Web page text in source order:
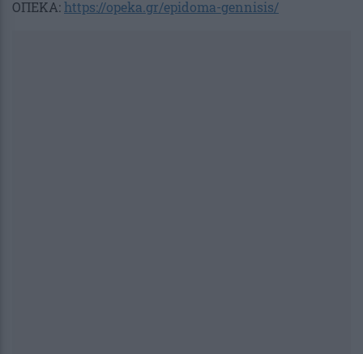
ΟΠΕΚΑ:https://opeka.gr/epidoma-gennisis/